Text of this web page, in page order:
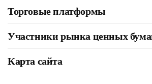
Торговые платформы
Участники рынка ценных
Карта сайта